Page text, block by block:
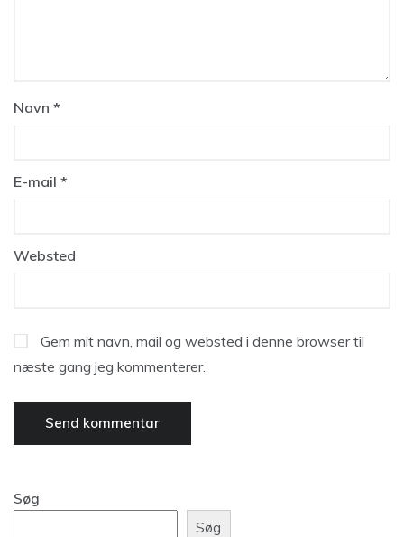
Navn *
E-mail *
Websted
Gem mit navn, mail og websted i denne browser til
næste gang jeg kommenterer.
Søg
Søg